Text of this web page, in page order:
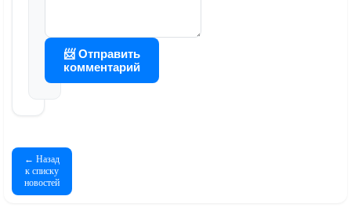
📨 Отправить
комментарий
← Назад
к списку
новостей